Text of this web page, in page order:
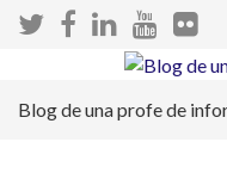
Search for:
Blog de una profe de